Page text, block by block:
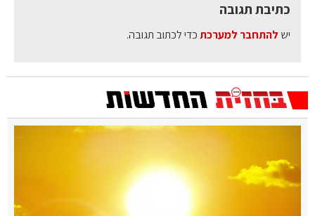
כתיבת תגובה
יש להתחבר למערכתכדי לכתוב תגובה.